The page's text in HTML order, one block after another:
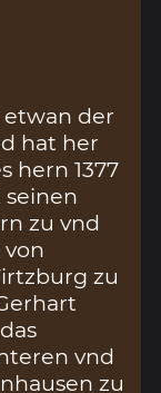
der
hat her
hern 1377
zu vnd
zu
vnd
zu